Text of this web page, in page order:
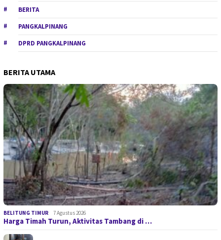
BERITA
PANGKALPINANG
DPRD PANGKALPINANG
BERITA UTAMA
BELITUNG TIMUR 7 Agustus 2026
Harga Timah Turun, Aktivitas Tambang di …